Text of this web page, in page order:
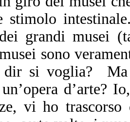
stimolo
grandi musei
sono
dir si voglia?
d’arte?
vi ho